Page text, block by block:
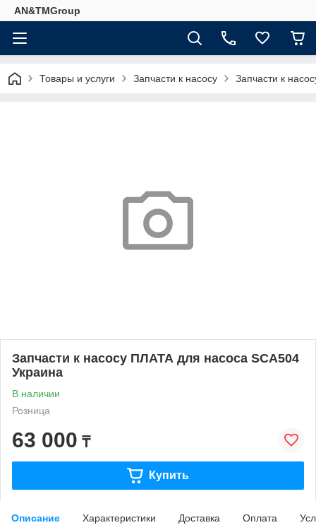
AN&TMGroup
Товары и услуги Запчасти к насосу Запчасти к
Запчасти к насосу ПЛАТА для насоса SCA504
Украина
В наличии
Розница
63 000 ₸
Купить
Описание Характеристики Доставка Оплата